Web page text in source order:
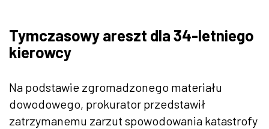
Tymczasowy areszt dla 34-letniego
kierowcy
Na podstawie zgromadzonego materiału
dowodowego, prokurator przedstawił
zatrzymanemu zarzut spowodowania katastrofy